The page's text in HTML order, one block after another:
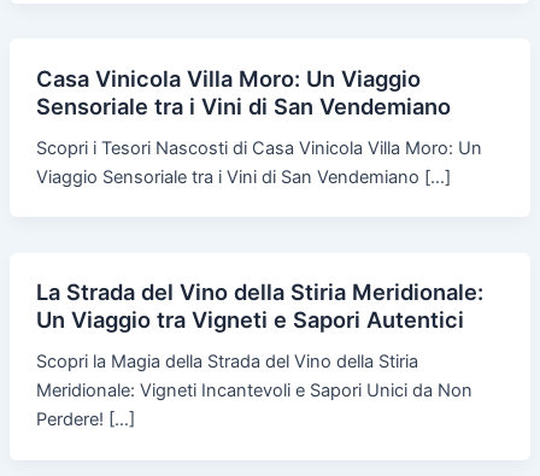
Casa Vinicola Villa Moro: Un Viaggio
Sensoriale tra i Vini di San Vendemiano
Scopri i Tesori Nascosti di Casa Vinicola Villa Moro: Un
Viaggio Sensoriale tra i Vini di San Vendemiano […]
La Strada del Vino della Stiria Meridionale:
Un Viaggio tra Vigneti e Sapori Autentici
Scopri la Magia della Strada del Vino della Stiria
Meridionale: Vigneti Incantevoli e Sapori Unici da Non
Perdere! […]